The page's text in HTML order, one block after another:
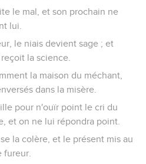
le mal, et son prochain ne
lui.
le niais devient sage ; et
la science.
la maison du méchant,
dans la misère.
pour n'ouïr point le cri du
et on ne lui répondra point.
la colère, et le présent mis au
fureur.